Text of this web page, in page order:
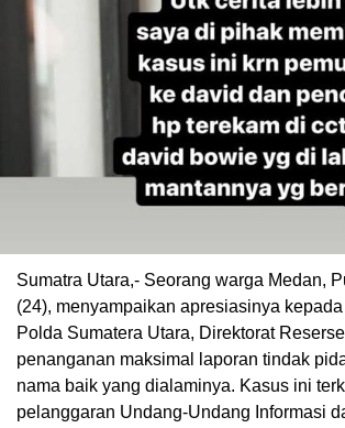
Sumatra Utara,- Seorang warga Medan,
(24), menyampaikan apresiasinya
Polda Sumatera Utara, Direktorat
penanganan maksimal laporan tindak
nama baik yang dialaminya. Kasus ini
pelanggaran Undang-Undang Informasi